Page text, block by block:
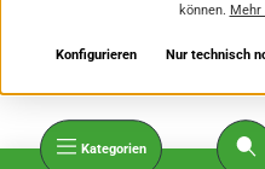
Kategorien
Alle Preise inkl. gesetzl.
Nachnahmegebühren,
können. Mehr
Nur technisch
Konfigurieren